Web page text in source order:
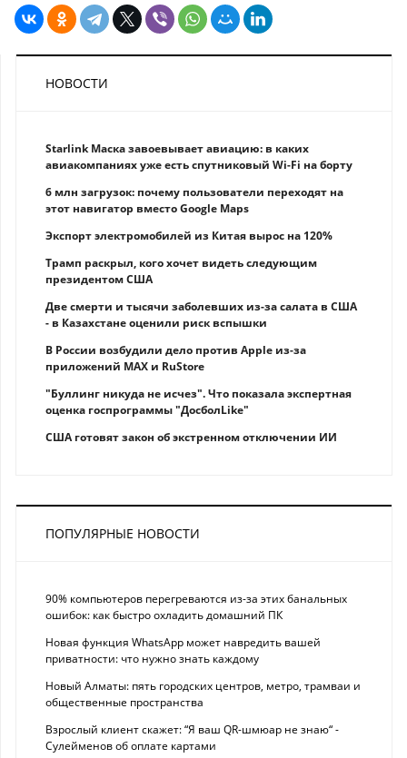
НОВОСТИ
Starlink Маска завоевывает авиацию: в каких
авиакомпаниях уже есть спутниковый Wi-Fi на борту
6 млн загрузок: почему пользователи переходят на
этот навигатор вместо Google Maps
Экспорт электромобилей из Китая вырос на 120%
Трамп раскрыл, кого хочет видеть следующим
президентом США
Две смерти и тысячи заболевших из-за салата в США
- в Казахстане оценили риск вспышки
В России возбудили дело против Apple из-за
приложений MAX и RuStore
"Буллинг никуда не исчез". Что показала экспертная
оценка госпрограммы "ДосболLike"
США готовят закон об экстренном отключении ИИ
ПОПУЛЯРНЫЕ НОВОСТИ
90% компьютеров перегреваются из-за этих банальных
ошибок: как быстро охладить домашний ПК
Новая функция WhatsApp может навредить вашей
приватности: что нужно знать каждому
Новый Алматы: пять городских центров, метро, трамваи и
общественные пространства
Взрослый клиент скажет: “Я ваш QR-шмюар не знаю“ -
Сулейменов об оплате картами